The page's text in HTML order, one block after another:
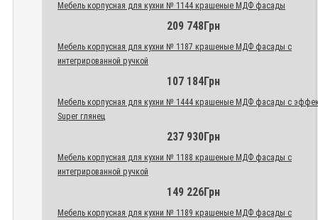
Мебель корпусная для кухни № 1144 крашеные МДФ фасады
209 748Грн
Мебель корпусная для кухни № 1187 крашеные МДФ фасады с
интегрированной ручкой
107 184Грн
Мебель корпусная для кухни № 1444 крашеные МДФ фасады с
Super глянец
237 930Грн
Мебель корпусная для кухни № 1188 крашеные МДФ фасады с
интегрированной ручкой
149 226Грн
Мебель корпусная для кухни № 1189 крашеные МДФ фасады с